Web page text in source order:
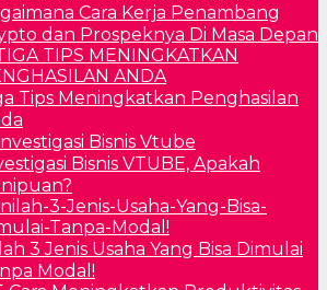
Cara Kerja Penambang
dan Prospeknya Di Masa Depan
Tips Meningkatkan Penghasilan
Bisnis VTUBE, Apakah
3 Jenis Usaha Yang Bisa Dimulai
Modal!